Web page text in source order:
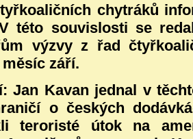
chytráků
této souvislosti se
výzvy z řad
měsíc září.
Jan Kavan jednal v
o českých
teroristé útok na